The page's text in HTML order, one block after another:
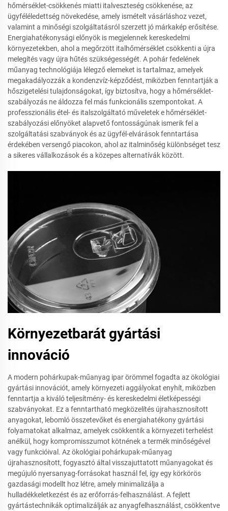
hőmérséklet-csökkenés miatti italveszteség csökkenése, az
ügyféléledettség növekedése, amely ismételt vásárláshoz vezet,
valamint a minőségi szolgáltatásról szerzett jó márkakép erősítése.
Energiahatékonysági előnyök is megjelennek kereskedelmi
környezetekben, ahol a megőrzött italhőmérséklet csökkenti a újra
melegítés vagy újra hűtés szükségességét. A pohár fedelének
műanyag technológiája lélegző elemeket is tartalmaz, amelyek
megakadályozzák a kondenzvíz-képződést, miközben fenntartják a
hőszigetelési tulajdonságokat, így biztosítva, hogy a hőmérséklet-
szabályozás ne áldozza fel más funkcionális szempontokat. A
professzionális étel- és italszolgáltató műveletek e hőmérséklet-
szabályozási előnyöket alapvető fontosságúnak ismerik fel a
szolgáltatási szabványok és az ügyfél-elvárások fenntartása
érdekében versengő piacokon, ahol az italminőség különbséget tesz
a sikeres vállalkozások és a közepes alternatívák között.
Környezetbarát gyártási
innováció
A modern pohárkupak-műanyag ipar örömmel fogadta az ökológiai
gyártási innovációt, amely környezeti aggályokat enyhít, miközben
fenntartja a kiváló teljesítmény- és kereskedelmi életképességi
szabványokat. Ez a fenntartható megközelítés újrahasznosított
anyagokat, lebomló összetevőket és energiahatékony gyártási
folyamatokat alkalmaz, amelyek csökkentik a környezeti terhelést
anélkül, hogy kompromisszumot kötnének a termék minőségével
vagy funkcióival. Az ökológiai pohárkupak-műanyag
újrahasznosított, fogyasztó által visszajuttatott műanyagokat és
megújuló nyersanyag-forrásokat használ fel, így egy körkörös
gazdasági modellt hoz létre, amely minimalizálja a
hulladékkeletkezést és az erőforrás-felhasználást. A fejlett
gyártástechnikák optimalizálják az anyagfelhasználást, csökkentve